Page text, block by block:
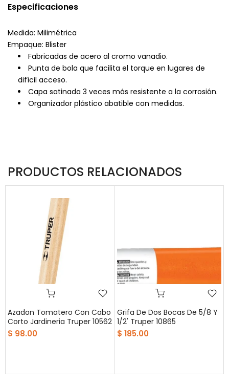
Especificaciones
Medida: Milimétrica
Empaque: Blister
Fabricadas de acero al cromo vanadio.
Punta de bola que facilita el torque en lugares de
difícil acceso.
Capa satinada 3 veces más resistente a la corrosión.
Organizador plástico abatible con medidas.
PRODUCTOS RELACIONADOS
Azadon Tomatero Con Cabo
Corto Jardineria Truper 10562
$ 98.00
Grifa De Dos Bocas De 5/8 Y
1/2' Truper 10865
$ 185.00